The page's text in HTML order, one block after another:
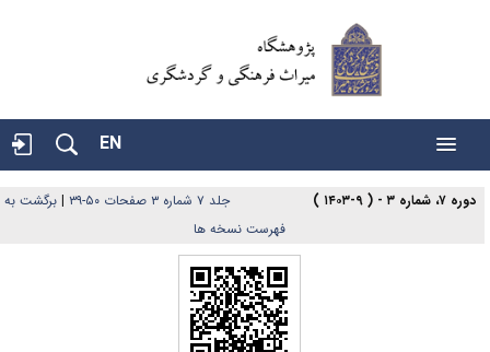
EN
دوره ۷، شماره ۳ - ( ۹-۱۴۰۳ ) جلد ۷ شماره ۳ صفحات ۵۰-۳۹ | برگشت به
فهرست نسخه ها